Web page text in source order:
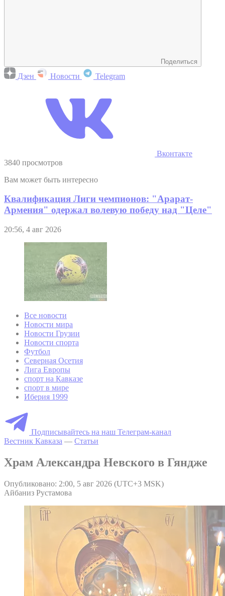
Поделиться
Дзен Новости Telegram
Вконтакте
3840 просмотров
Вам может быть интересно
Квалификация Лиги чемпионов: "Арарат-
Армения" одержал волевую победу над "Целе"
20:56, 4 авг 2026
Все новости
Новости мира
Новости Грузии
Новости спорта
Футбол
Северная Осетия
Лига Европы
спорт на Кавказе
спорт в мире
Иберия 1999
Подписывайтесь на наш Телеграм-канал
Вестник Кавказа — Статьи
Храм Александра Невского в Гяндже
Опубликовано: 2:00, 5 авг 2026 (UTC+3 MSK)
Айбаниз Рустамова